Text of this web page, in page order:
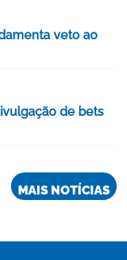
veto ao
de bets
MAIS NOTÍCIAS